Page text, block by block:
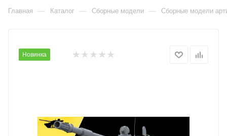
Главная — Каталог — Сборные модели — Сборные модели
Новинка